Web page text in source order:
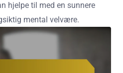
hjelpe til med en sunnere
mental velvære.